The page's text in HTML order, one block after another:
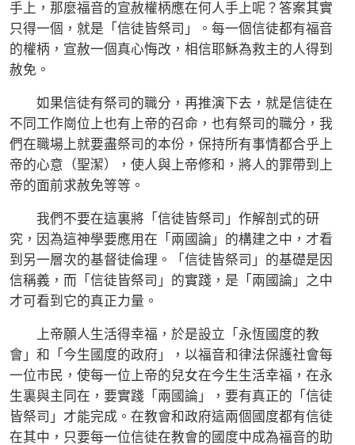
手上，那麼福音的宣赦權柄應在何人手上呢？答案其實
只得一個，就是「信徒皆祭司」。每一個信徒都有福音
的權柄，宣赦一個真心悔改，相信耶穌為救主的人得到
赦免。
如果信徒有祭司的職分，再推演下去，就是信徒在
不同工作崗位上也有上帝的召命，也有祭司的職分，我
們在職場上就要盡祭司的本份，保持所有事情都合乎上
帝的心意（聖潔），使人與上帝修和，將人的罪帶到上
帝的面前求赦免等等。
我們不要在這裏將「信徒皆祭司」作解剖式的研
究，因為這神學要應用在「兩國論」的構建之中，才看
到另一層次的基督徒倫理。「信徒皆祭司」的基礎是因
信稱義，而「信徒皆祭司」的實踐，是「兩國論」之中
才可看到它的真正力量。
上帝願人生活得幸福，於是設立「永恆國度的教
會」和「今生國度的政府」，以福音和律法保護社會每
一位市民，使每一位上帝的兒女在今生生活幸福，在永
生裏與主同在，要實踐「兩國論」，要有真正的「信徒
皆祭司」才能完成。在教會和政府這兩個國度都有信徒
在其中，只要每一位信徒在教會的國度中成為福音的助